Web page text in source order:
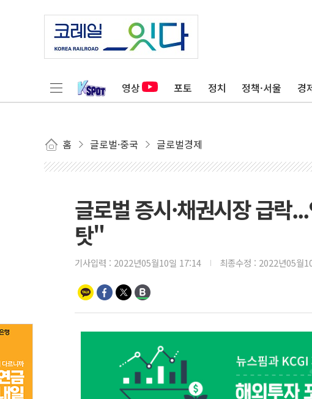
영상 포토 정치 정책·서울 경
홈 글로벌·중국 글로벌경제
글로벌 증시·채권시장 급락
탓"
기사입력 : 2022년05월10일 17:14 최종수정 : 2022년05월